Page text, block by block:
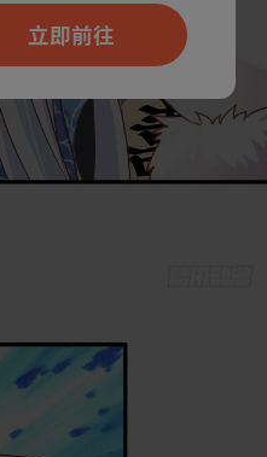
立即前往